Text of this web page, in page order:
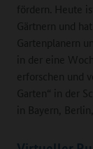
fördern. Heute
Gärtnern und
Gartenplanern
in der eine
erforschen und
Garten“ in der
in Bayern,